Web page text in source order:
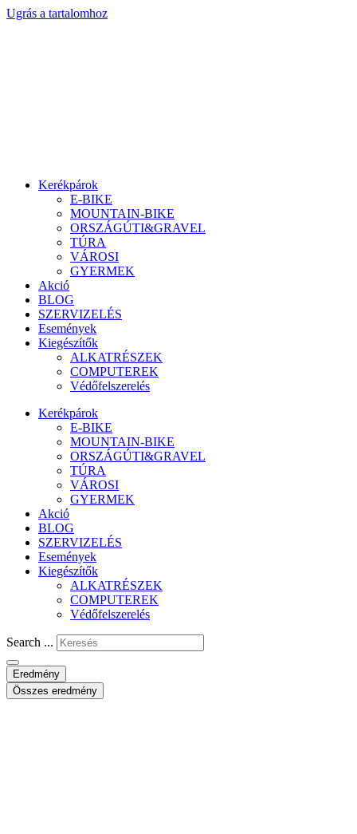
Ugrás a tartalomhoz
Kerékpárok
E-BIKE
MOUNTAIN-BIKE
ORSZÁGÚTI&GRAVEL
TÚRA
VÁROSI
GYERMEK
Akció
BLOG
SZERVIZELÉS
Események
Kiegészítők
ALKATRÉSZEK
COMPUTEREK
Védőfelszerelés
Kerékpárok
E-BIKE
MOUNTAIN-BIKE
ORSZÁGÚTI&GRAVEL
TÚRA
VÁROSI
GYERMEK
Akció
BLOG
SZERVIZELÉS
Események
Kiegészítők
ALKATRÉSZEK
COMPUTEREK
Védőfelszerelés
Search ...
Eredmény
Összes eredmény